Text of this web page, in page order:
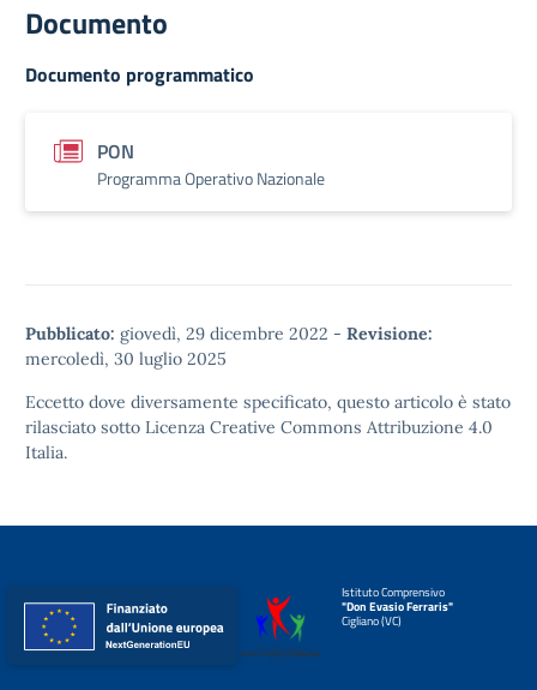
Documento
Documento programmatico
PON
Programma Operativo Nazionale
Pubblicato: giovedì, 29 dicembre 2022 - Revisione:
mercoledì, 30 luglio 2025
Eccetto dove diversamente specificato, questo articolo è stato
rilasciato sotto Licenza Creative Commons Attribuzione 4.0
Italia.
Istituto Comprensivo
"Don Evasio Ferraris"
Cigliano (VC)